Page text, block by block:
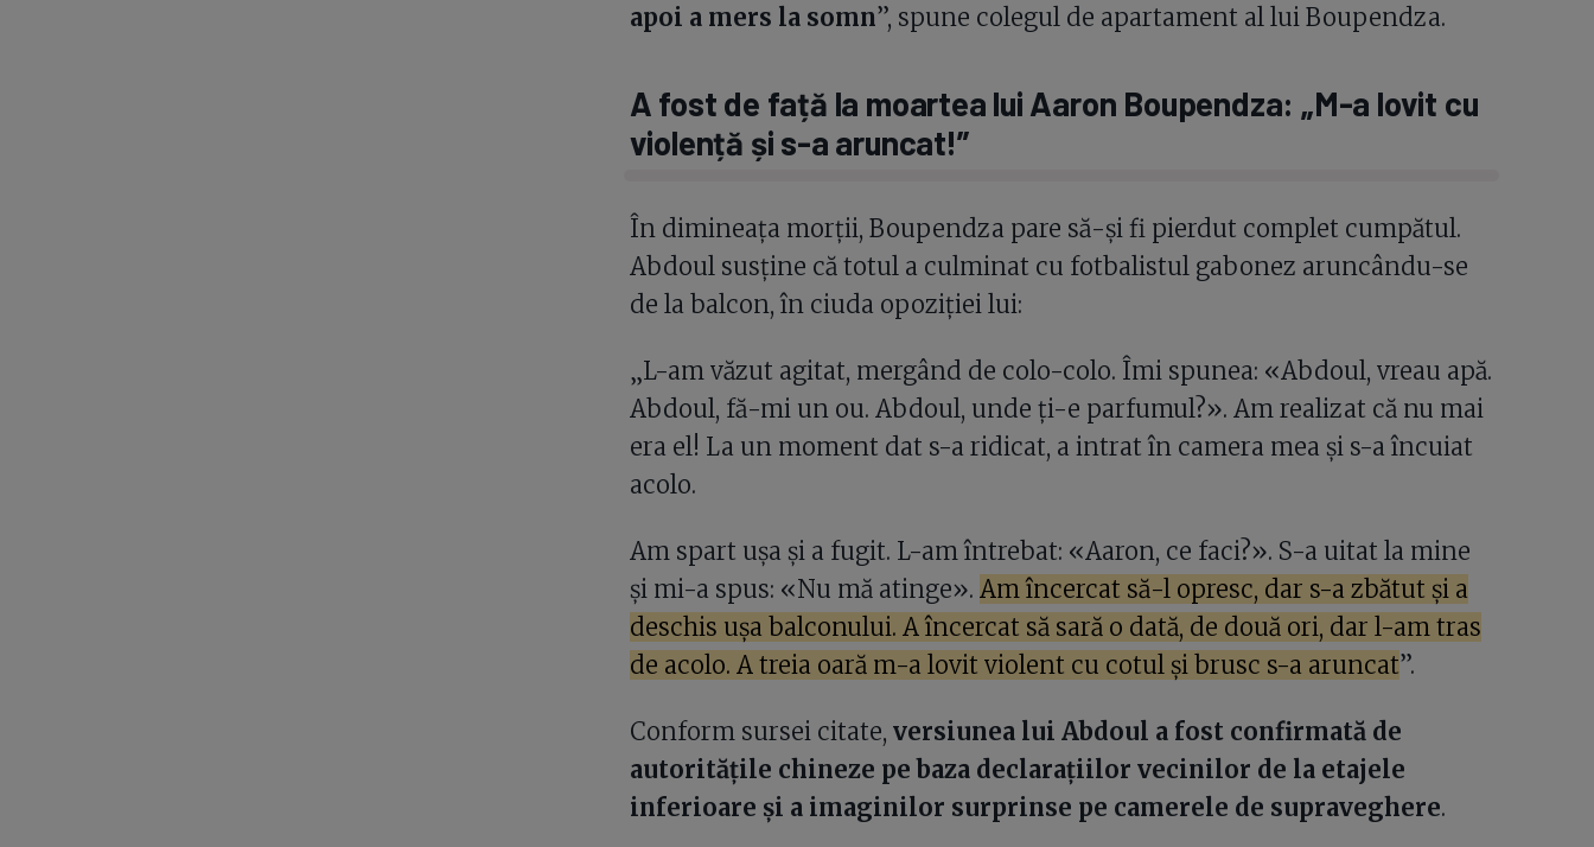
apoi a mers la somn”, spune colegul de apartament al lui Boupendza.
A fost de față la moartea lui Aaron Boupendza: „M-a lovit cu
violență și s-a aruncat!”
În dimineața morții, Boupendza pare să-și fi pierdut complet cumpătul.
Abdoul susține că totul a culminat cu fotbalistul gabonez aruncându-se
de la balcon, în ciuda opoziției lui:
„L-am văzut agitat, mergând de colo-colo. Îmi spunea: «Abdoul, vreau apă.
Abdoul, fă-mi un ou. Abdoul, unde ți-e parfumul?». Am realizat că nu mai
era el! La un moment dat s-a ridicat, a intrat în camera mea și s-a încuiat
acolo.
Am spart ușa și a fugit. L-am întrebat: «Aaron, ce faci?». S-a uitat la mine
și mi-a spus: «Nu mă atinge». Am încercat să-l opresc, dar s-a zbătut și a
deschis ușa balconului. A încercat să sară o dată, de două ori, dar l-am tras
de acolo. A treia oară m-a lovit violent cu cotul și brusc s-a aruncat”.
Conform sursei citate, versiunea lui Abdoul a fost confirmată de
autoritățile chineze pe baza declarațiilor vecinilor de la etajele
inferioare și a imaginilor surprinse pe camerele de supraveghere.